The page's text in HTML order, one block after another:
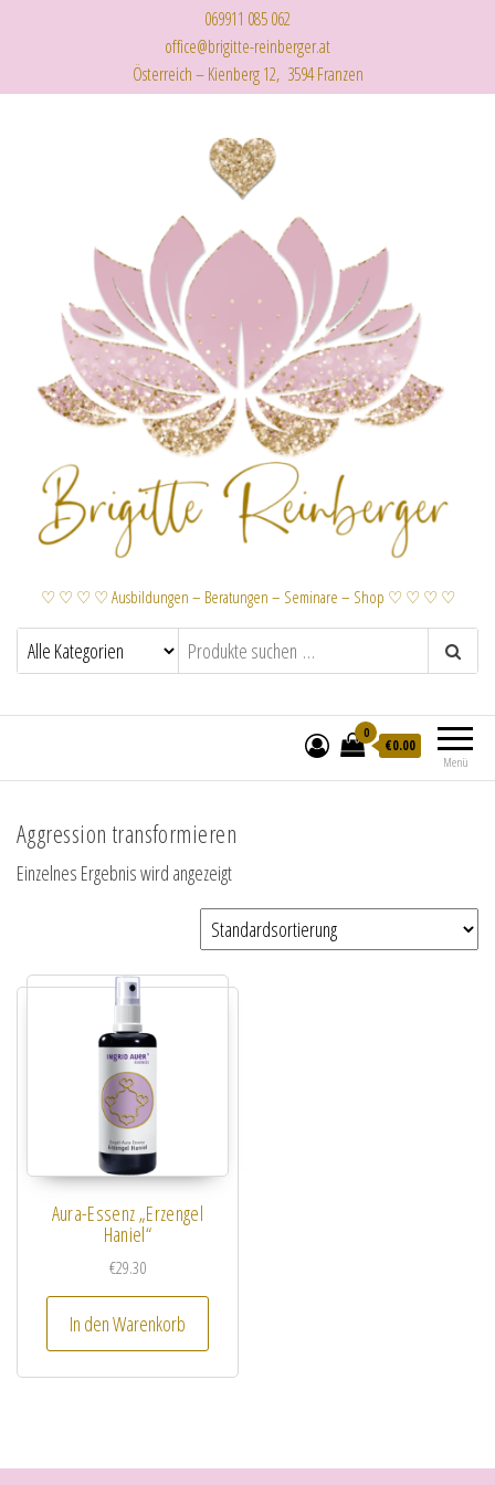
069911 085 062
office@brigitte-reinberger.at
Österreich – Kienberg 12, 3594 Franzen
♡ ♡ ♡ ♡ Ausbildungen – Beratungen – Seminare – Shop ♡ ♡ ♡ ♡
Menü
0
€0.00
Aggression transformieren
Einzelnes Ergebnis wird angezeigt
Aura-Essenz „Erzengel
Haniel“
€29.30
In den Warenkorb